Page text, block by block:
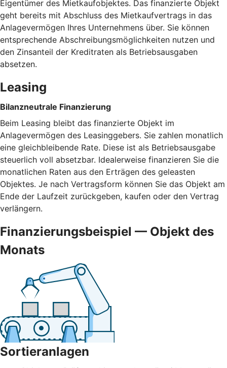
Eigentümer des Mietkaufobjektes. Das finanzierte Objekt
geht bereits mit Abschluss des Mietkaufvertrags in das
Anlagevermögen Ihres Unternehmens über. Sie können
entsprechende Abschreibungsmöglichkeiten nutzen und
den Zinsanteil der Kreditraten als Betriebsausgaben
absetzen.
Leasing
Bilanzneutrale Finanzierung
Beim Leasing bleibt das finanzierte Objekt im
Anlagevermögen des Leasinggebers. Sie zahlen monatlich
eine gleichbleibende Rate. Diese ist als Betriebsausgabe
steuerlich voll absetzbar. Idealerweise finanzieren Sie die
monatlichen Raten aus den Erträgen des geleasten
Objektes. Je nach Vertragsform können Sie das Objekt am
Ende der Laufzeit zurückgeben, kaufen oder den Vertrag
verlängern.
Finanzierungsbeispiel — Objekt des
Monats
Sortieranlagen